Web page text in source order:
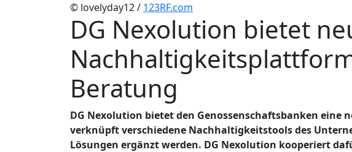
© lovelyday12 / 123RF.com
DG Nexolution bietet
Beratung
DG Nexolution bietet den Genossenschaftsbanken
verknüpft verschiedene Nachhaltigkeitstools des
Lösungen ergänzt werden. DG Nexolution kooperiert